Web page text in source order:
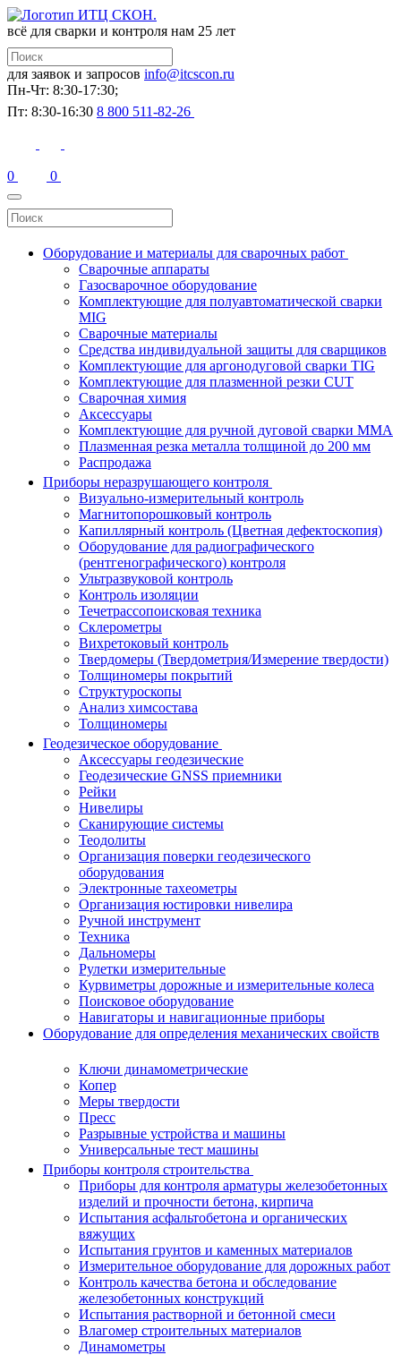
всё для сварки и контроля нам 25 лет
для заявок и запросов info@itcscon.ru
Пн-Чт: 8:30-17:30;
Пт: 8:30-16:30 8 800 511-82-26
0 0
Оборудование и материалы для сварочных работ
Сварочные аппараты
Газосварочное оборудование
Комплектующие для полуавтоматической сварки
MIG
Сварочные материалы
Средства индивидуальной защиты для сварщиков
Комплектующие для аргонодуговой сварки TIG
Комплектующие для плазменной резки CUT
Сварочная химия
Аксессуары
Комплектующие для ручной дуговой сварки MMA
Плазменная резка металла толщиной до 200 мм
Распродажа
Приборы неразрушающего контроля
Визуально-измерительный контроль
Магнитопорошковый контроль
Капиллярный контроль (Цветная дефектоскопия)
Оборудование для радиографического
(рентгенографического) контроля
Ультразвуковой контроль
Контроль изоляции
Течетрассопоисковая техника
Склерометры
Вихретоковый контроль
Твердомеры (Твердометрия/Измерение твердости)
Толщиномеры покрытий
Структуроскопы
Анализ химсостава
Толщиномеры
Геодезическое оборудование
Аксессуары геодезические
Геодезические GNSS приемники
Рейки
Нивелиры
Сканирующие системы
Теодолиты
Организация поверки геодезического
оборудования
Электронные тахеометры
Организация юстировки нивелира
Ручной инструмент
Техника
Дальномеры
Рулетки измерительные
Курвиметры дорожные и измерительные колеса
Поисковое оборудование
Навигаторы и навигационные приборы
Оборудование для определения механических свойств
Ключи динамометрические
Копер
Меры твердости
Пресс
Разрывные устройства и машины
Универсальные тест машины
Приборы контроля строительства
Приборы для контроля арматуры железобетонных
изделий и прочности бетона, кирпича
Испытания асфальтобетона и органических
вяжущих
Испытания грунтов и каменных материалов
Измерительное оборудование для дорожных работ
Контроль качества бетона и обследование
железобетонных конструкций
Испытания растворной и бетонной смеси
Влагомер строительных материалов
Динамометры